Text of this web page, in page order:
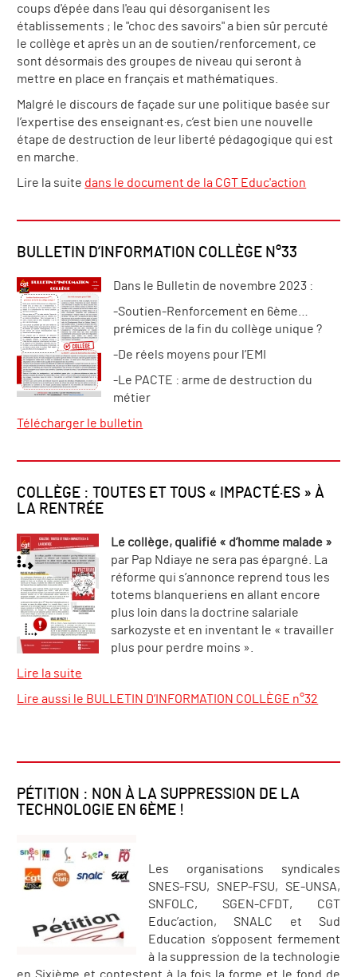
coups d'épée dans l'eau qui désorganisent les
établissements ; le "choc des savoirs" a bien sûr percuté
le collège et après un an de soutien/renforcement, ce
sont désormais des groupes de niveau qui seront à
mettre en place en français et mathématiques.
Malgré le discours de façade sur une politique basée sur
l’expertise des enseignant·es, c’est bien une nouvelle
étape de destruction de leur liberté pédagogique qui est
en marche.
Lire la suite dans le document de la CGT Educ'action
BULLETIN D’INFORMATION COLLÈGE N°33
Dans le Bulletin de novembre 2023 :
-Soutien-Renforcement en 6ème…
prémices de la fin du collège unique ?
-De réels moyens pour l’EMI
-Le PACTE : arme de destruction du
métier
Télécharger le bulletin
COLLÈGE : TOUTES ET TOUS « IMPACTÉ·ES » À
LA RENTRÉE
Le collège, qualifié « d’homme malade »
par Pap Ndiaye ne sera pas épargné. La
réforme qui s’annonce reprend tous les
totems blanqueriens en allant encore
plus loin dans la doctrine salariale
sarkozyste et en inventant le « travailler
plus pour perdre moins ».
Lire la suite
Lire aussi le BULLETIN D’INFORMATION COLLÈGE n°32
PÉTITION : NON À LA SUPPRESSION DE LA
TECHNOLOGIE EN 6ÈME !
Les organisations syndicales
SNES-FSU, SNEP-FSU, SE-UNSA,
SNFOLC, SGEN-CFDT, CGT
Educ’action, SNALC et Sud
Education s’opposent fermement
à la suppression de la technologie